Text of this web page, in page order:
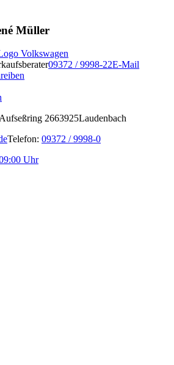
Müller
09372 / 9998-22E-Mail
2663925Laudenbach
Telefon: 09372 / 9998-0
Uhr